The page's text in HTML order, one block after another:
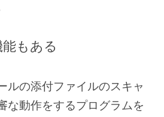
もある
ルの添付ファイルのスキャ
な動作をするプログラムを